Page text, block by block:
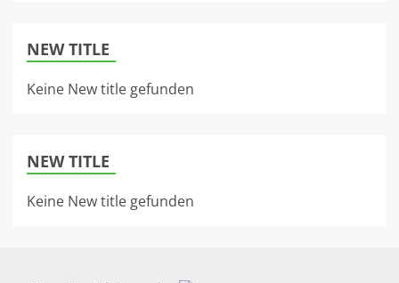
NEW TITLE
Keine New title gefunden
NEW TITLE
Keine New title gefunden